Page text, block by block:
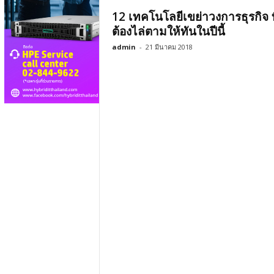
12 เทคโนโลยีเขย่าวงการธุรกิจ
ต้องไล่ตามให้ทันในปีนี้
admin - 21 มีนาคม 2018